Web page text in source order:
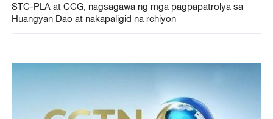
STC-PLA at CCG, nagsagawa ng mga pagpapatrolya sa
Huangyan Dao at nakapaligid na rehiyon